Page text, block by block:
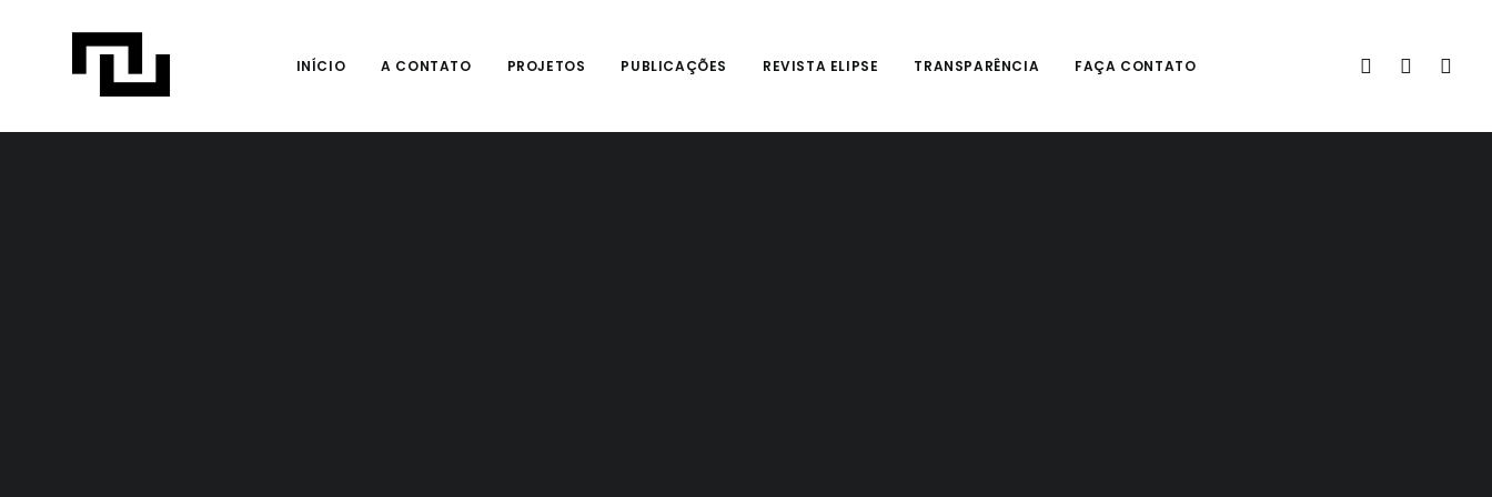
INÍCIO A CONTATO PROJETOS PUBLICAÇÕES REVISTA ELIPSE TRANSPARÊNCIA FAÇA CONTATO